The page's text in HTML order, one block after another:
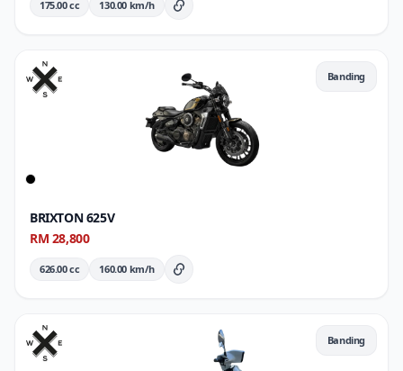
175.00 cc 130.00 km/h Butiran Penuh
Banding
BRIXTON 625V
RM 28,800
626.00 cc 160.00 km/h Butiran Penuh
Banding